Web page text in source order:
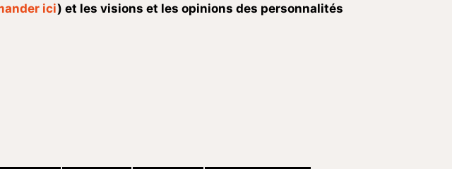
ici) et les visions et les opinions des personnalités